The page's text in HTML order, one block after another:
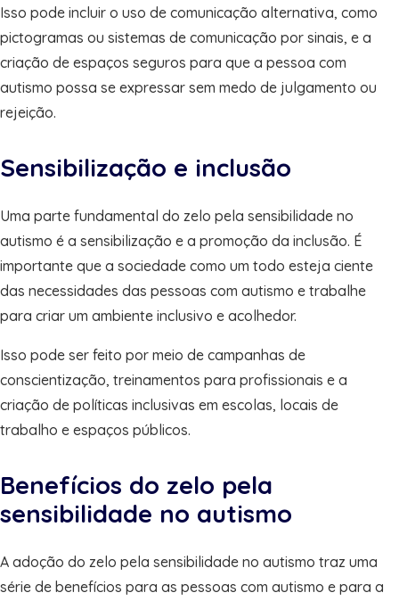
Isso pode incluir o uso de comunicação alternativa, como
pictogramas ou sistemas de comunicação por sinais, e a
criação de espaços seguros para que a pessoa com
autismo possa se expressar sem medo de julgamento ou
rejeição.
Sensibilização e inclusão
Uma parte fundamental do zelo pela sensibilidade no
autismo é a sensibilização e a promoção da inclusão. É
importante que a sociedade como um todo esteja ciente
das necessidades das pessoas com autismo e trabalhe
para criar um ambiente inclusivo e acolhedor.
Isso pode ser feito por meio de campanhas de
conscientização, treinamentos para profissionais e a
criação de políticas inclusivas em escolas, locais de
trabalho e espaços públicos.
Benefícios do zelo pela
sensibilidade no autismo
A adoção do zelo pela sensibilidade no autismo traz uma
série de benefícios para as pessoas com autismo e para a